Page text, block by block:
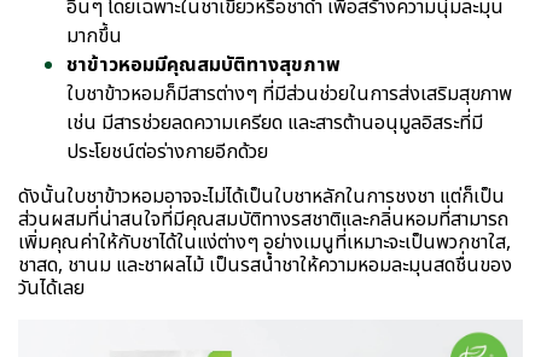
อื่นๆ โดยเฉพาะในชาเขียวหรือชาดำ เพื่อสร้างความนุ่มละมุน
มากขึ้น
ชาข้าวหอมมีคุณสมบัติทางสุขภาพ
ใบชาข้าวหอมก็มีสารต่างๆ ที่มีส่วนช่วยในการส่งเสริมสุขภาพ
เช่น มีสารช่วยลดความเครียด และสารต้านอนุมูลอิสระที่มี
ประโยชน์ต่อร่างกายอีกด้วย
ดังนั้นใบชาข้าวหอมอาจจะไม่ได้เป็นใบชาหลักในการชงชา แต่ก็เป็น
ส่วนผสมที่น่าสนใจที่มีคุณสมบัติทางรสชาติและกลิ่นหอมที่สามารถ
เพิ่มคุณค่าให้กับชาได้ในแง่ต่างๆ อย่างเมนูที่เหมาะจะเป็นพวกชาใส,
ชาสด, ชานม และชาผลไม้ เป็นรสน้ำชาให้ความหอมละมุนสดชื่นของ
วันได้เลย